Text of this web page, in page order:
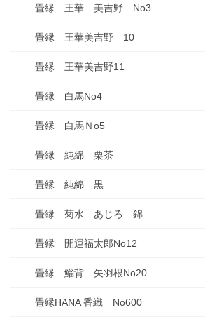
畳縁 王華 美吉野 No3
畳縁 王華美吉野 10
畳縁 王華美吉野11
畳縁 白馬No4
畳縁 白馬Ｎo5
畳縁 純綿 栗茶
畳縁 純綿 黒
畳縁 菊水 あじろ 錦
畳縁 開運福太郎No12
畳縁 鯔背 矢羽根No20
畳縁HANA 香織 No600